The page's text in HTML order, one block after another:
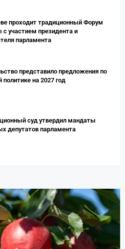
проходит традиционный Форум
с участием президента и
парламента
представило предложения по
политике на 2027 год
суд утвердил мандаты
депутатов парламента